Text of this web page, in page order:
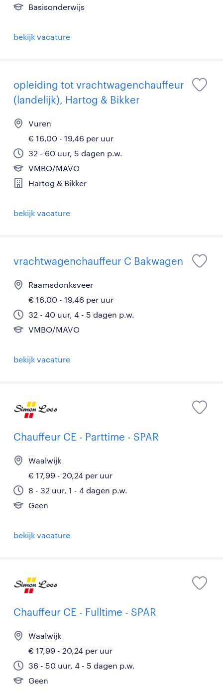
Basisonderwijs
bekijk vacature
opleiding tot vrachtwagenchauffeur
(landelijk), Hartog & Bikker
Vuren
€ 16,00 - 19,46 per uur
32 - 60 uur, 5 dagen p.w.
VMBO/MAVO
Hartog & Bikker
bekijk vacature
vrachtwagenchauffeur C Bakwagen
Raamsdonksveer
€ 16,00 - 19,46 per uur
32 - 40 uur, 4 - 5 dagen p.w.
VMBO/MAVO
bekijk vacature
Chauffeur CE - Parttime - SPAR
Waalwijk
€ 17,99 - 20,24 per uur
8 - 32 uur, 1 - 4 dagen p.w.
Geen
bekijk vacature
Chauffeur CE - Fulltime - SPAR
Waalwijk
€ 17,99 - 20,24 per uur
36 - 50 uur, 4 - 5 dagen p.w.
Geen